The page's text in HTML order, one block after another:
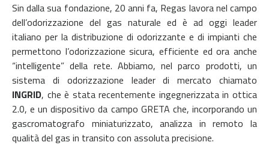
Sin dalla sua fondazione, 20 anni fa, Regas lavora nel campo
dell’odorizzazione del gas naturale ed è ad oggi leader
italiano per la distribuzione di odorizzante e di impianti che
permettono l’odorizzazione sicura, efficiente ed ora anche
“intelligente” della rete. Abbiamo, nel parco prodotti, un
sistema di odorizzazione leader di mercato chiamato
INGRID, che è stata recentemente ingegnerizzata in ottica
2.0, e un dispositivo da campo GRETA che, incorporando un
gascromatografo miniaturizzato, analizza in remoto la
qualità del gas in transito con assoluta precisione.